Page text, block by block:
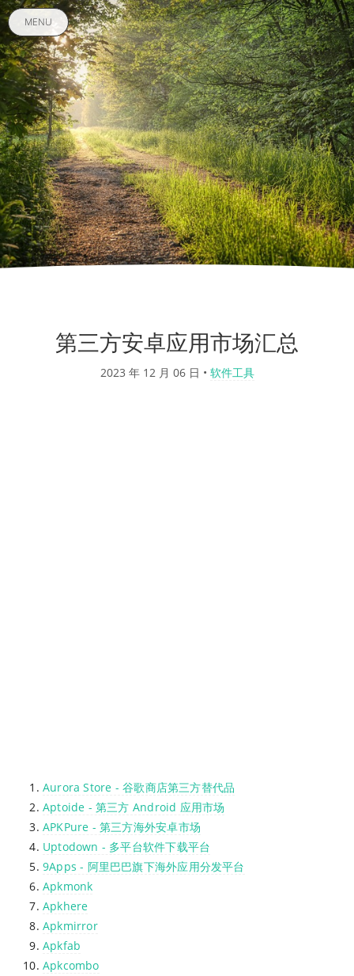
MENU
第三方安卓应用市场汇总
2023 年 12 月 06 日 • 软件工具
Aurora Store - 谷歌商店第三方替代品
Aptoide - 第三方 Android 应用市场
APKPure - 第三方海外安卓市场
Uptodown - 多平台软件下载平台
9Apps - 阿里巴巴旗下海外应用分发平台
Apkmonk
Apkhere
Apkmirror
Apkfab
Apkcombo